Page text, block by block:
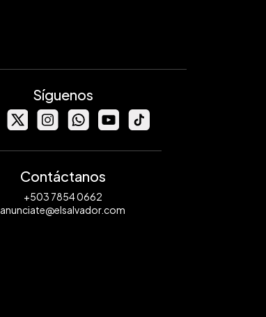
Síguenos
Contáctanos
+503 7854 0662
anunciate@elsalvador.com